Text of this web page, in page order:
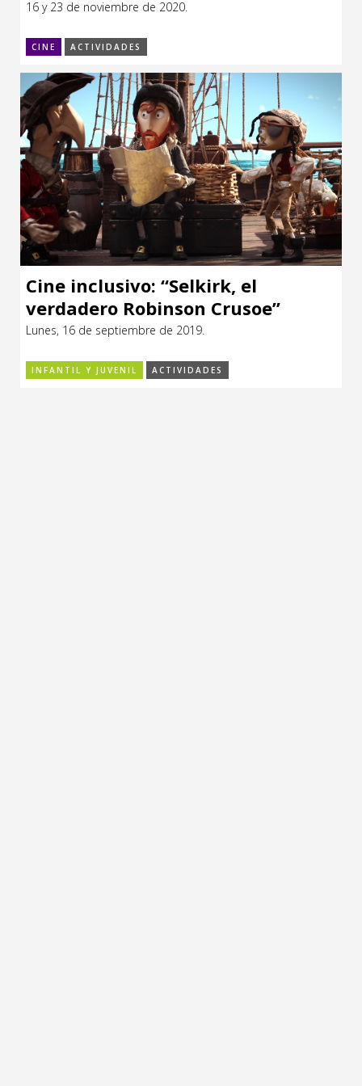
Espacio itinerante de lectura infantil
Formación
Género y Diversidad
Infantil y Juvenil
Letras
Medio Ambiente
Música
Sin categoría
16 y 23 de noviembre de 2020.
CINE ACTIVIDADES
Cine inclusivo: “Selkirk, el
verdadero Robinson Crusoe”
Lunes, 16 de septiembre de 2019.
INFANTIL Y JUVENIL ACTIVIDADES